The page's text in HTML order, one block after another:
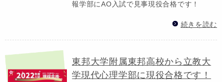
報学部にAO入試で見事現役合格です！
続きを読む
東邦大学附属東邦高校から立教大
学現代心理学部に現役合格です！